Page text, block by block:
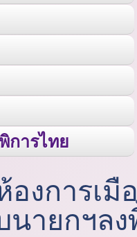
ารไทย
องการเมื
ายกฯล